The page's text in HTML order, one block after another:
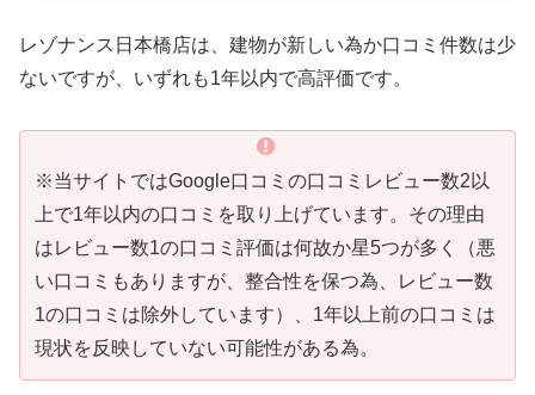
レゾナンス日本橋店は、建物が新しい為か口コミ件数は少
ないですが、いずれも1年以内で高評価です。
※当サイトではGoogle口コミの口コミレビュー数2以
上で1年以内の口コミを取り上げています。その理由
はレビュー数1の口コミ評価は何故か星5つが多く（悪
い口コミもありますが、整合性を保つ為、レビュー数
1の口コミは除外しています）、1年以上前の口コミは
現状を反映していない可能性がある為。